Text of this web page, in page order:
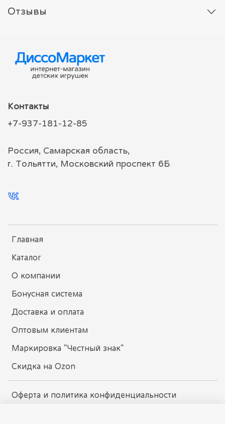
Отзывы
Главная
Каталог
О компании
Бонусная система
Доставка и оплата
Оптовым клиентам
Маркировка "Честный знак"
Скидка на Ozon
Оферта и политика конфиденциальности
Контакты
+7-937-181-12-85
Россия, Самарская область,
г. Тольятти, Московский проспект 6Б